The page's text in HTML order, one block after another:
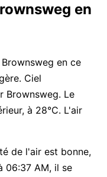
en
en ce
Ciel
Brownsweg. Le
à 28°C. L'air
de l'air est bonne,
06:37 AM, il se